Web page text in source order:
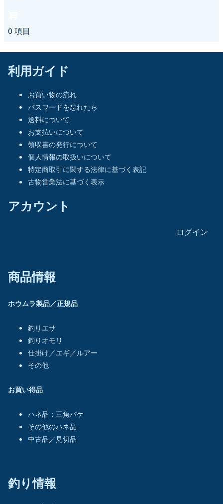
0 項目
利用ガイド
お買い物の流れ
パスワードを忘れたら
送料について
お支払いについて
領収書の発行について
個人情報の取扱いについて
特定商取引に関する法律に基づく表記
古物営業法に基づく表示
アカウント
ログイン
商品情報
ホウムラ製品／正規品
釣りエサ
釣りオモリ
仕掛け／エギ／ルアー
その他
お買い得品
ハネ品：三角バケ
その他のハネ品
中古品／見切品
釣り情報